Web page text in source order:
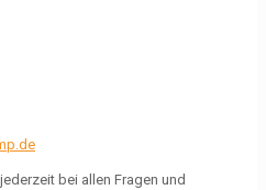
bei allen Fragen und